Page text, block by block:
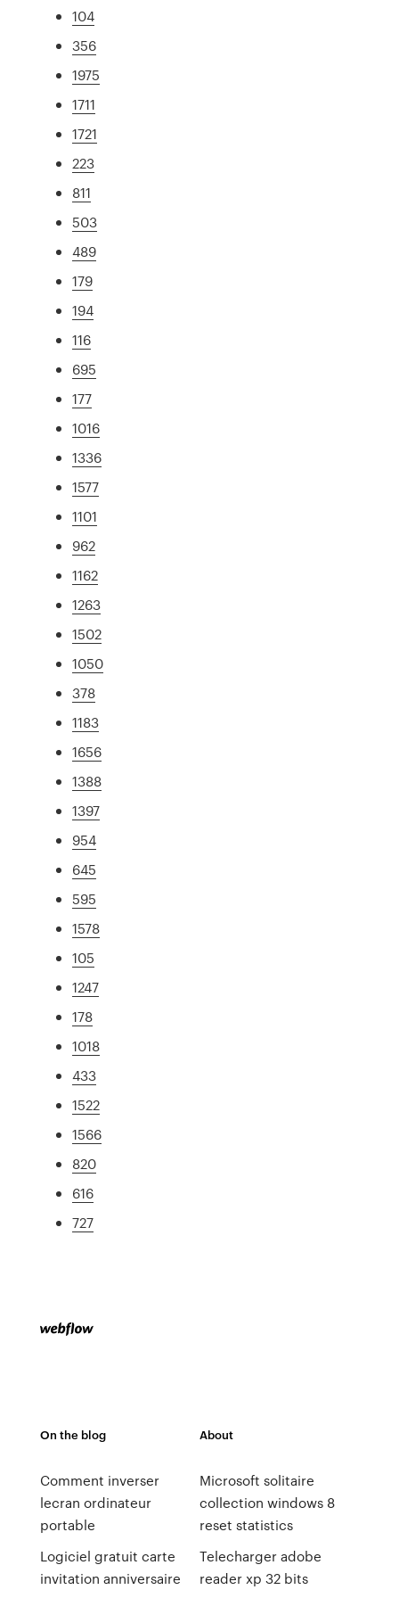
104
356
1975
1711
1721
223
811
503
489
179
194
116
695
177
1016
1336
1577
1101
962
1162
1263
1502
1050
378
1183
1656
1388
1397
954
645
595
1578
105
1247
178
1018
433
1522
1566
820
616
727
On the blog
Comment inverser
lecran ordinateur
portable
Logiciel gratuit carte
invitation anniversaire
About
Microsoft solitaire
collection windows 8
reset statistics
Telecharger adobe
reader xp 32 bits